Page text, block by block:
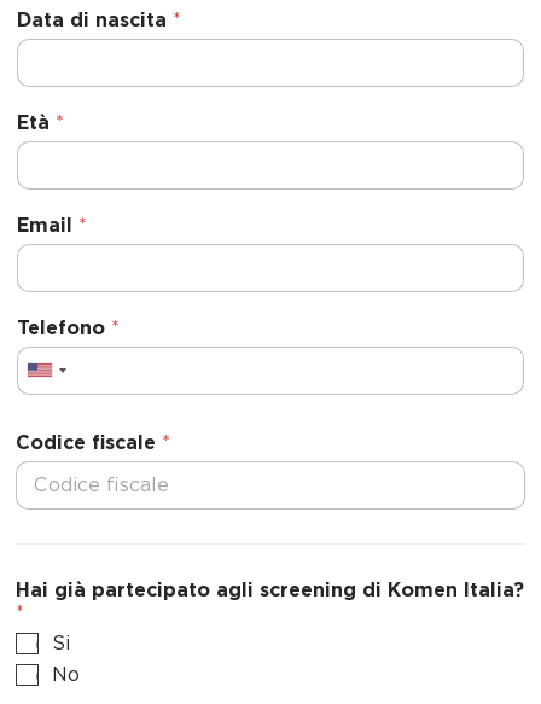
Data di nascita *
Età *
Email *
Telefono *
U
i
t
e
t
Codice fiscale *
Hai già partecipato agli screening di Komen Italia?
*
Si
No